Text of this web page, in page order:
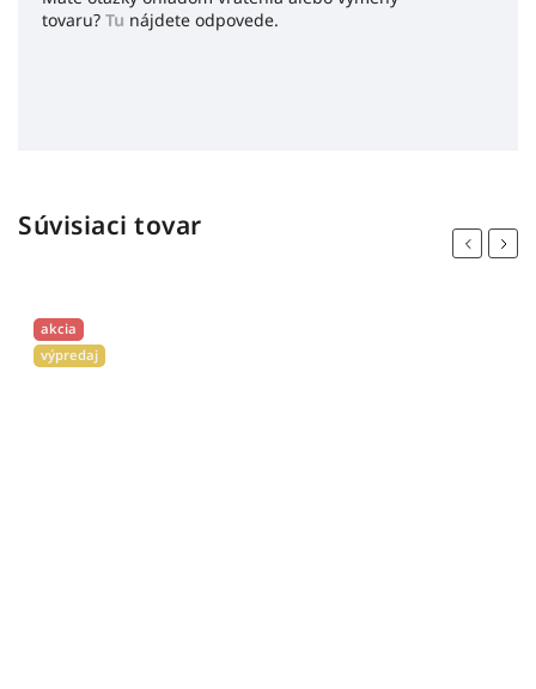
tovaru? Tu nájdete odpovede.
Súvisiaci tovar
Previous
akcia
výpredaj
Next